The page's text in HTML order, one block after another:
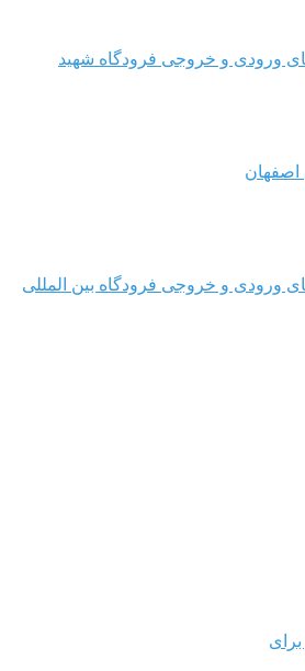
ورودی و خروجی فرودگاه شهید
اصفهان
ورودی و خروجی فرودگاه بین المللی